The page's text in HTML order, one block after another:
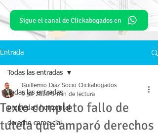
Sigue el canal de Clickabogados en
Entrada
Todas las entradas
propiedad horizontal
derecho comercial
Todas las entradas
Texto completo fallo de
tutela que amparó derechos
Guillermo Diaz Socio Clickabogados
9 jul 2020 3 min de lectura